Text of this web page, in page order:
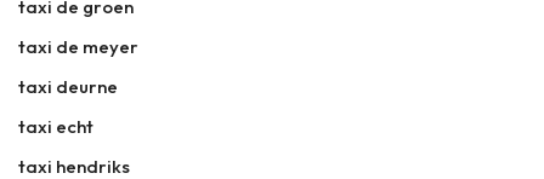
taxi de groen
taxi de meyer
taxi deurne
taxi echt
taxi hendriks